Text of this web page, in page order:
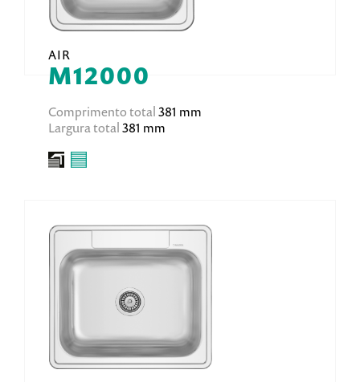
AIR
M12000
Comprimento total381 mm
Largura total381 mm